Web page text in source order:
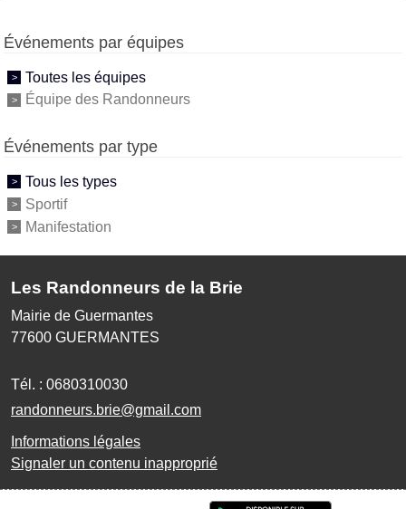
Événements par équipes
Toutes les équipes
Équipe des Randonneurs
Événements par type
Tous les types
Sportif
Manifestation
Les Randonneurs de la Brie
Mairie de Guermantes
77600 GUERMANTES
Tél. : 0680310030
randonneurs.brie@gmail.com
Informations légales
Signaler un contenu inapproprié